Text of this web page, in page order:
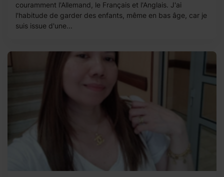
couramment l'Allemand, le Français et l'Anglais. J'ai
l'habitude de garder des enfants, même en bas âge, car je
suis issue d'une...